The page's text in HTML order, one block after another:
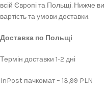
всій Європі та Польщі. Нижче
вартість та умови доставки.
Доставка по Польщі
Термін доставки 1-2 дні
InPost пачкомат – 13,99 PLN